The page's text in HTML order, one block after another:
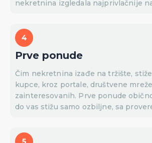
nekretnina izgledala najprivlačnije
Prve ponude
Čim nekretnina izađe na tržište,
kupce, kroz portale, društvene
zainteresovanih. Prve ponude
do vas stižu samo ozbiljne, sa